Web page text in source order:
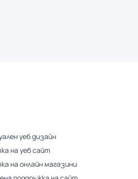
уеб дизайн
на уеб сайт
на онлайн магазини